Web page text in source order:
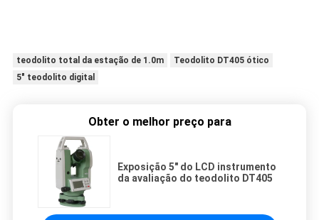
teodolito total da estação de 1.0m
Teodolito DT405 ótico
5" teodolito digital
Obter o melhor preço para
Exposição 5" do LCD instrumento
da avaliação do teodolito DT405